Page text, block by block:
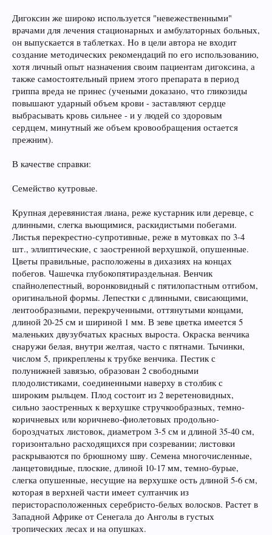
Дигоксин же широко используется "невежественными"
врачами для лечения стационарных и амбулаторных больных,
он выпускается в таблетках. Но в цели автора не входит
создание методических рекомендаций по его использованию,
хотя личный опыт назначения своим пациентам дигоксина, а
также самостоятельный прием этого препарата в период
гриппа вреда не принес (учеными доказано, что гликозиды
повышают ударный объем крови - заставляют сердце
выбрасывать кровь сильнее - и у людей со здоровым
сердцем, минутный же объем кровообращения остается
прежним).
В качестве справки:
Семейство кутровые.
Крупная деревянистая лиана, реже кустарник или деревце, с
длинными, слегка вьющимися, раскидистыми побегами.
Листья перекрестно-супротивные, реже в мутовках по 3-4
шт., эллиптические, с заостренной верхушкой, опушенные.
Цветы правильные, расположены в дихазиях на концах
побегов. Чашечка глубокопятираздельная. Венчик
спайнолепестный, воронковидный с пятилопастным отгибом,
оригинальной формы. Лепестки с длинными, свисающими,
лентообразными, перекрученными, оттянутыми концами,
длиной 20-25 см и шириной 1 мм. В зеве цветка имеется 5
маленьких двузубчатых красных выроста. Окраска венчика
снаружи белая, внутри желтая, часто с пятнами. Тычинки,
числом 5, прикреплены к трубке венчика. Пестик с
полунижней завязью, образован 2 свободными
плодолистиками, соединенными наверху в столбик с
широким рыльцем. Плод состоит из 2 веретеновидных,
сильно заостренных к верхушке стручкообразных, темно-
коричневых или коричнево-фиолетовых продольно-
бороздчатых листовок, диаметром 3-5 см и длиной 35-40 см,
горизонтально расходящихся при созревании; листовки
раскрываются по брюшному шву. Семена многочисленные,
ланцетовидные, плоские, длиной 10-17 мм, темно-бурые,
слегка опушенные, несущие на верхушке ость длиной 5-6 см,
которая в верхней части имеет султанчик из
перисторасположенных серебристо-белых волосков. Растет в
Западной Африке от Сенегала до Анголы в густых
тропических лесах и на опушках.